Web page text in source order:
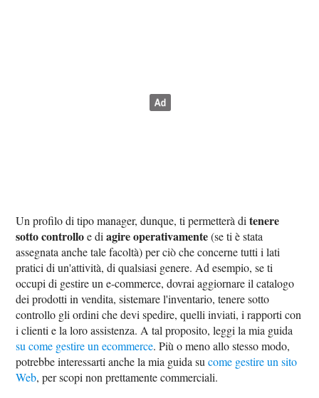
Un profilo di tipo manager, dunque, ti permetterà ditenere
sotto controlloe diagire operativamente(se ti è stata
assegnata anche tale facoltà) per ciò che concerne tutti i lati
pratici di un'attività, di qualsiasi genere. Ad esempio, se ti
occupi di gestire un e-commerce, dovrai aggiornare il catalogo
dei prodotti in vendita, sistemare l'inventario, tenere sotto
controllo gli ordini che devi spedire, quelli inviati, i rapporti con
i clienti e la loro assistenza. A tal proposito, leggi la mia guida
su come gestire un ecommerce. Più o meno allo stesso modo,
potrebbe interessarti anche la mia guida sucome gestire un sito
Web, per scopi non prettamente commerciali.